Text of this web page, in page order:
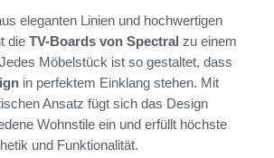
eleganten Linien und hochwertigen
die TV-Boards von Spectral zu einem
Möbelstück ist so gestaltet, dass
in perfektem Einklang stehen. Mit
Ansatz fügt sich das Design
Wohnstile ein und erfüllt höchste
und Funktionalität.